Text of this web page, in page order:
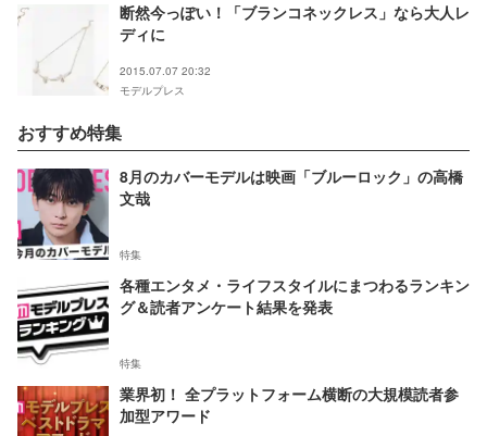
断然今っぽい！「ブランコネックレス」なら大人レ
ディに
2015.07.07 20:32
モデルプレス
おすすめ特集
8月のカバーモデルは映画「ブルーロック」の高橋
文哉
特集
各種エンタメ・ライフスタイルにまつわるランキン
グ＆読者アンケート結果を発表
特集
業界初！ 全プラットフォーム横断の大規模読者参
加型アワード